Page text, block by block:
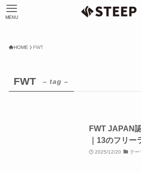
MENU
HOME FWT
FWT – tag –
FWT JAPAN
｜13のフリー
2025/12/20 テー